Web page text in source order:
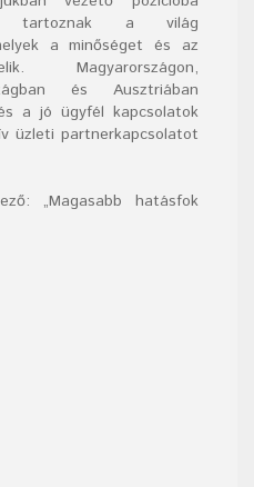
tartoznak a világ
a minőséget és az
Magyarországon,
és Ausztriában
a jó ügyfél kapcsolatok
üzleti partnerkapcsolatot
„Magasabb hatásfok